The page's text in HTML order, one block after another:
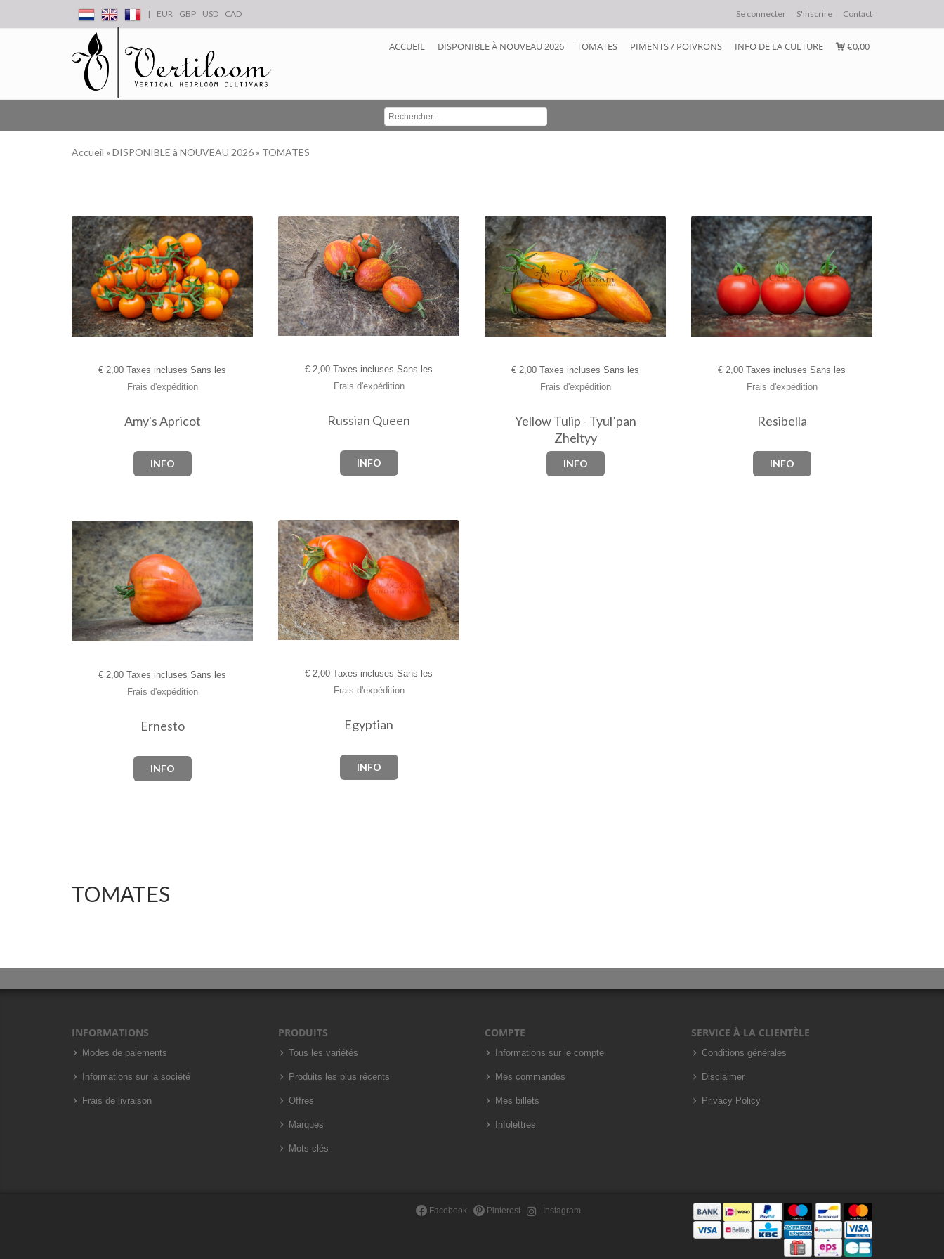
| EUR GBP USD CAD Se connecter S'inscrire Contact
ACCUEIL DISPONIBLE À NOUVEAU 2026 TOMATES PIMENTS / POIVRONS INFO DE LA CULTURE €0,00
Accueil » DISPONIBLE à NOUVEAU 2026» TOMATES
€ 2,00 Taxes incluses Sans les
Frais d'expédition
Amy's Apricot
INFO
€ 2,00 Taxes incluses Sans les
Frais d'expédition
Russian Queen
INFO
€ 2,00 Taxes incluses Sans les
Frais d'expédition
Yellow Tulip - Tyul’pan
Zheltyy
INFO
€ 2,00 Taxes incluses Sans les
Frais d'expédition
Resibella
INFO
€ 2,00 Taxes incluses Sans les
Frais d'expédition
Egyptian
INFO
€ 2,00 Taxes incluses Sans les
Frais d'expédition
Ernesto
INFO
TOMATES
INFORMATIONS
Modes de paiements
Informations sur la société
Frais de livraison
PRODUITS
Tous les variétés
Produits les plus récents
Offres
Marques
Mots-clés
COMPTE
Informations sur le compte
Mes commandes
Mes billets
Infolettres
SERVICE À LA CLIENTÈLE
Conditions générales
Disclaimer
Privacy Policy
Facebook Pinterest Instagram